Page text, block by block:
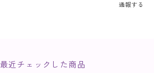
通報する
最近チェックした商品